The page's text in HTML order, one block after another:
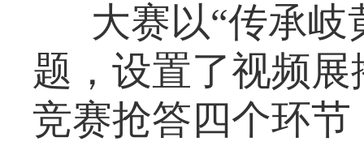
大赛以“传承
题，设置了视频
竞赛抢答四个环